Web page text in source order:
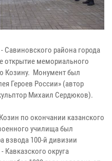
Савиновского района города
открытие мемориального
Козину. Монумент был
Героев России» (автор
Михаил Сердюков).
по окончании казанского
училища был
взвода 100-й дивизии
Кавказского округа